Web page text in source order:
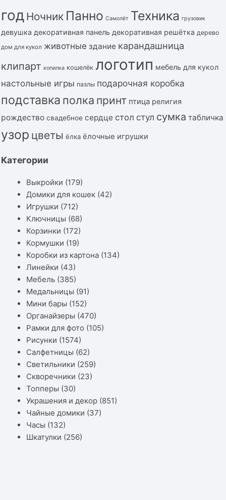
год Ночник Панно Самолёт Техника грузовик
девушка декоративная панель декоративная решётка дерево
дом для кукол животные здание карандашница
клипарт копилка кошелёк логотип мебель для кукол
настольные игры пазлы подарочная коробка
подставка полка принт птица религия
рождество свадебное сердце стол стул сумка табличка
узор цветы ёлка ёлочные игрушки
Категории
Выкройки (179)
Домики для кошек (42)
Игрушки (712)
Ключницы (68)
Корзинки (172)
Кормушки (19)
Коробки из картона (134)
Линейки (43)
Мебель (385)
Медальницы (91)
Мини бары (152)
Органайзеры (470)
Рамки для фото (105)
Рисунки (1574)
Салфетницы (62)
Светильники (259)
Скворечники (23)
Топперы (30)
Украшения и декор (851)
Чайные домики (37)
Часы (132)
Шкатулки (256)